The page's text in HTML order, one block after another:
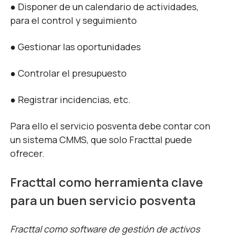
● Disponer de un calendario de actividades,
para el control y seguimiento
● Gestionar las oportunidades
● Controlar el presupuesto
● Registrar incidencias, etc.
Para ello el servicio posventa debe contar con
un sistema CMMS, que solo Fracttal puede
ofrecer.
Fracttal como herramienta clave
para un buen servicio posventa
Fracttal como software de gestión de activos